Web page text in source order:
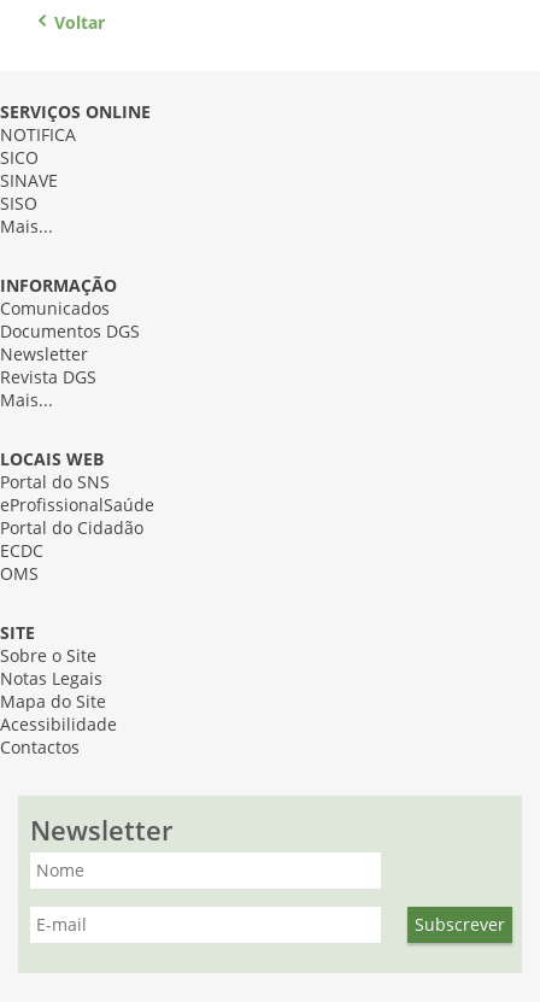
Voltar
SERVIÇOS ONLINE
NOTIFICA
SICO
SINAVE
SISO
Mais...
INFORMAÇÃO
Comunicados
Documentos DGS
Newsletter
Revista DGS
Mais...
LOCAIS WEB
Portal do SNS
eProfissionalSaúde
Portal do Cidadão
ECDC
OMS
SITE
Sobre o Site
Notas Legais
Mapa do Site
Acessibilidade
Contactos
Newsletter